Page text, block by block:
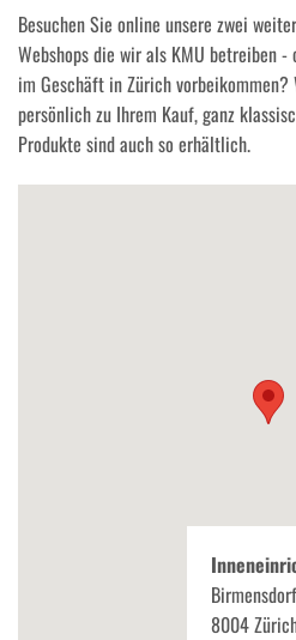
Besuchen Sie online unsere zwei
Webshops die wir als KMU betreiben
im Geschäft in Zürich
persönlich zu Ihrem Kauf, ganz
Produkte sind auch so erhältlich.
8004